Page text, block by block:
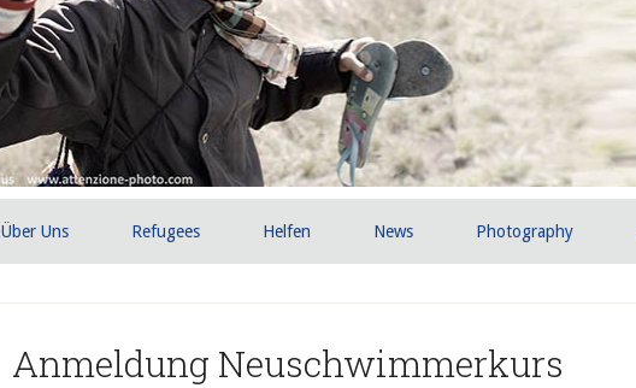
Über Uns Refugees Helfen News Photography
Anmeldung Neuschwimmerkurs